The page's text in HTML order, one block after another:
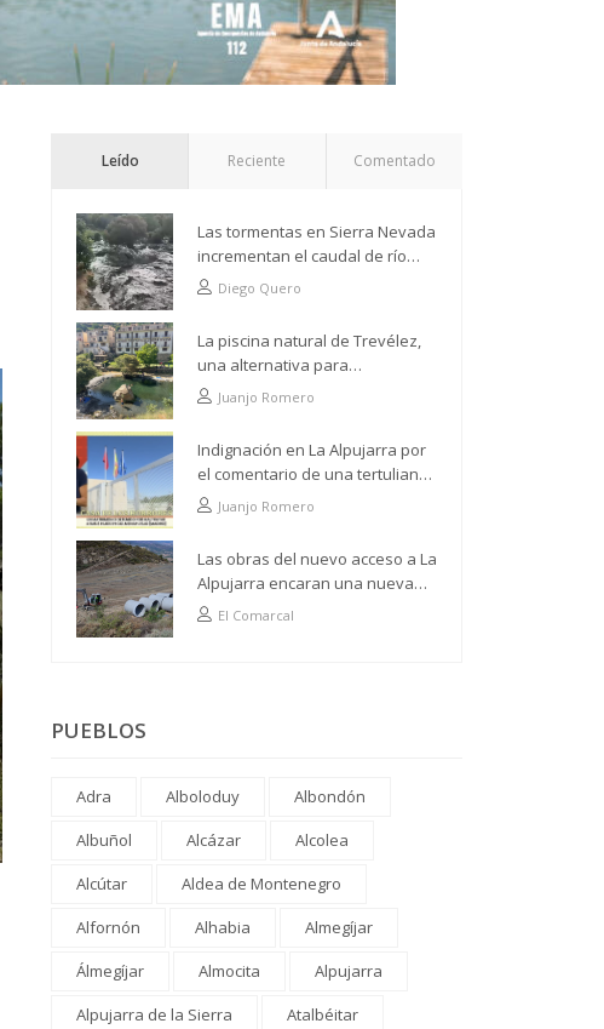
Leído Reciente Comentado
Las tormentas en Sierra Nevada
incrementan el caudal de río
Grande a su paso por Trevélez
Diego Quero
La piscina natural de Trevélez,
una alternativa para
refrescarse desde lo más alto
Juanjo Romero
Indignación en La Alpujarra por
el comentario de una tertuliana
tras hacer alusión al
analfabetismo con la comarca
Juanjo Romero
Las obras del nuevo acceso a La
Alpujarra encaran una nueva
faseEl Comarcal
PUEBLOS
Adra Alboloduy
Albondón
Albuñol
Alcázar
Alcolea
Alcútar
Aldea de Montenegro
Alfornón
Alhabia
Almegíjar
Álmegíjar
Almocita
Alpujarra
Alpujarra de la Sierra
Atalbéitar